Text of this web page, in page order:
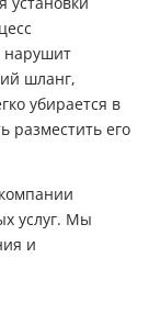
установки
нарушит
шланг,
убирается в
разместить его
услуг. Мы
и